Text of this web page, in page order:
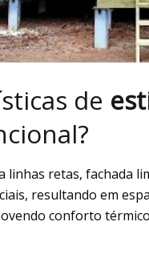
de
retas, fachada
resultando em
conforto